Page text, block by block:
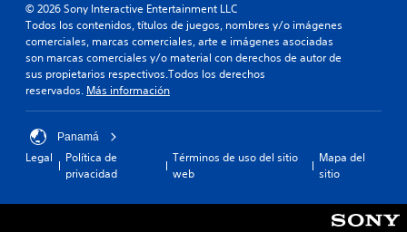
© 2026 Sony Interactive Entertainment LLC
Todos los contenidos, títulos de juegos, nombres y/o imágenes
comerciales, marcas comerciales, arte e imágenes asociadas
son marcas comerciales y/o material con derechos de autor de
sus propietarios respectivos.Todos los derechos
reservados. Más información
Panamá
Legal
Política de
privacidad
Términos de uso del sitio
web
Mapa del
sitio